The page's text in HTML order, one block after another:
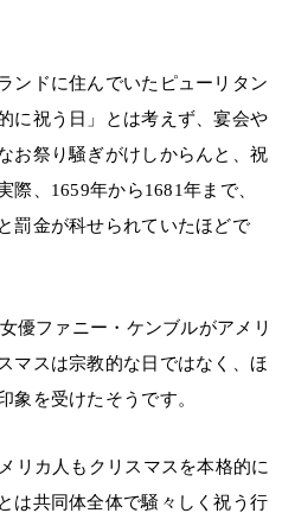
ンドに住んでいたピューリタン
に祝う日」とは考えず、宴会や
お祭り騒ぎがけしからんと、祝
際、1659年から1681年まで、
罰金が科せられていたほどで
優ファニー・ケンブルがアメリ
マスは宗教的な日ではなく、ほ
象を受けたそうです。
リカ人もクリスマスを本格的に
は共同体全体で騒々しく祝う行